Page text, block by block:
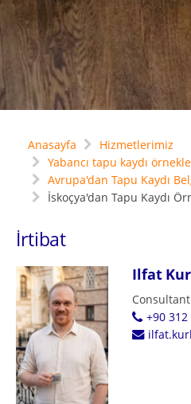
Anasayfa
Hizmetlerimiz
Yabancı tapu kaydı
Avrupa'dan Tapu Kaydı
İskoçya'dan Tapu Kaydı
İrtibat
Ilfat
Consultant
+90